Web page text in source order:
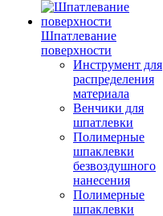
Шпатлевание
поверхности
Инструмент для
распределения
материала
Венчики для
шпатлевки
Полимерные
шпаклевки
безвоздушного
нанесения
Полимерные
шпаклевки